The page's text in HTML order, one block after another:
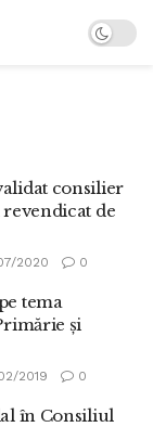
consilier
de
2020 0
tema
și
2019 0
în Consiliul